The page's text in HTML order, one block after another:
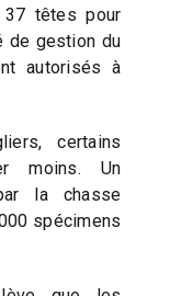
têtes pour
de gestion du
autorisés à
certains
moins. Un
la chasse
spécimens